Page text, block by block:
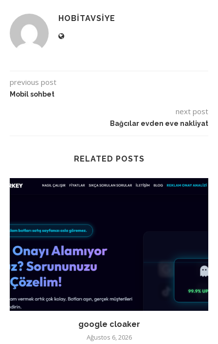
HOBITAVSIYE
previous post
Mobil sohbet
next post
Bağcılar evden eve nakliyat
RELATED POSTS
google cloaker
Ağustos 6, 2026